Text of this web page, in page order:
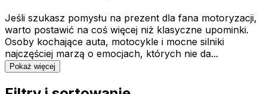
Jeśli szukasz pomysłu na prezent dla fana motoryzacji,
warto postawić na coś więcej niż klasyczne upominki.
Osoby kochające auta, motocykle i mocne silniki
najczęściej marzą o emocjach, których nie da...
Pokaż więcej